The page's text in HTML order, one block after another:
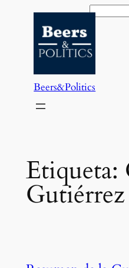
contenido
Buscar
Beers&Politics
Etiqueta:
Gutiérrez